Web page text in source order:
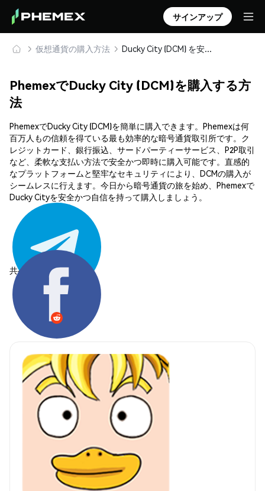
サインアップ
仮想通貨の購入方法 Ducky City (DCM) を安全に購入・保管
PhemexでDucky City (DCM)を購入する方
法
PhemexでDucky City (DCM)を簡単に購入できます。Phemexは何
百万人もの信頼を得ている最も効率的な暗号通貨取引所です。ク
レジットカード、銀行振込、サードパーティーサービス、P2P取引
など、柔軟な支払い方法で安全かつ即時に購入可能です。直感的
なプラットフォームと堅牢なセキュリティにより、DCMの購入が
シームレスに行えます。今日から暗号通貨の旅を始め、Phemexで
Ducky Cityを安全かつ自信を持って購入しましょう。
共有する: